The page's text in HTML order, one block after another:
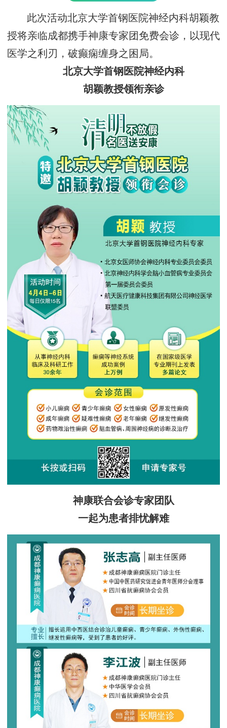
此次活动北京大学首钢医院神经内科胡颖教
授将亲临成都携手神康专家团免费会诊，以现代
医学之利刃，破癫痫缠身之困局。
北京大学首钢医院神经内科
胡颖教授领衔亲诊
神康联合会诊专家团队
一起为患者排忧解难